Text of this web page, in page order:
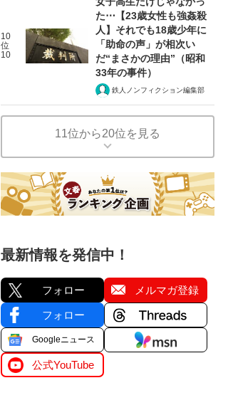
10
位
10
た⋯【23歳女性も強姦殺
人】それでも18歳少年に
「助命の声」が相次い
だ“まさかの理由”（昭和
33年の事件）
鉄人ノンフィクション編集部
11位から20位を見る
最新情報を発信中！
フォロー メルマガ登録
フォロー
Googleニュース
公式YouTube